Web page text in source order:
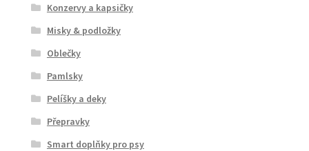
Konzervy a kapsičky
Misky & podložky
Oblečky
Pamlsky
Pelíšky a deky
Přepravky
Smart doplňky pro psy